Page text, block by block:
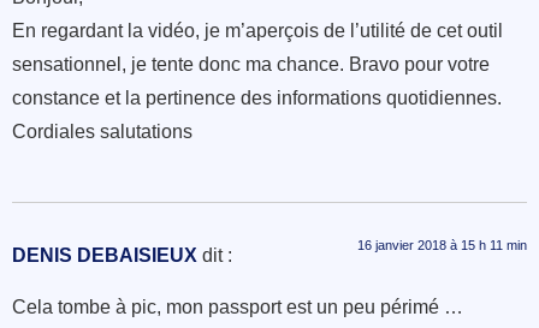
En regardant la vidéo, je m’aperçois de l’utilité de cet outil
sensationnel, je tente donc ma chance. Bravo pour votre
constance et la pertinence des informations quotidiennes.
Cordiales salutations
DENIS DEBAISIEUX dit : 16 janvier 2018 à 15 h 11 min
Cela tombe à pic, mon passport est un peu périmé …